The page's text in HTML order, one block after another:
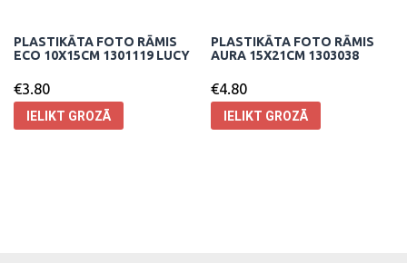
PLASTIKĀTA FOTO RĀMIS
ECO 10X15CM 1301119 LUCY
€3.80
IELIKT GROZĀ
PLASTIKĀTA FOTO RĀMIS
AURA 15X21CM 1303038
€4.80
IELIKT GROZĀ